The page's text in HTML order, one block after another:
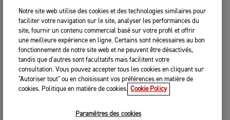
Notre site web utilise des cookies et des technologies similaires pour
faciliter votre navigation sur le site, analyser les performances du
site, fournir un contenu commercial basé sur votre profil et offrir
une meilleure expérience en ligne. Certains sont nécessaires au bon
fonctionnement de notre site web et ne peuvent être désactivés,
tandis que d'autres sont facultatifs mais facilitent votre
consultation. Vous pouvez accepter tous les cookies en cliquant sur
"Autoriser tout" ou en choisissant vos préférences en matière de
cookies. Politique en matière de cookies. Cookie Policy
Paramètres des cookies